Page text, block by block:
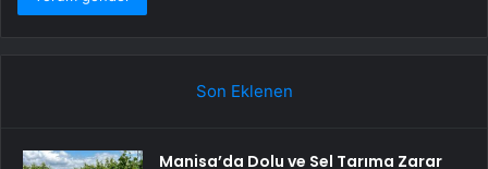
Son Eklenen
Manisa’da Dolu ve Sel Tarıma Zarar